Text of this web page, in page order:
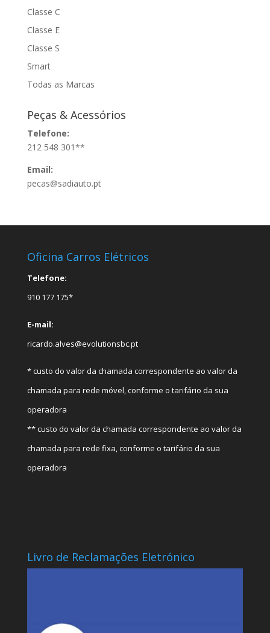
Classe C
Classe E
Classe S
Smart
Todas as Marcas
Peças & Acessórios
Telefone:
212 548 301**
Email:
pecas@sadiauto.pt
Oficina Carros Elétricos
Telefone:
910 177 175*
E-mail:
ricardo.alves@evolutionsbc.pt
* custo do valor da chamada correspondente ao valor da
chamada para rede móvel, conforme o tarifário da sua
operadora
** custo do valor da chamada correspondente ao valor da
chamada para rede fixa, conforme o tarifário da sua
operadora
Livro de Reclamações Eletrónico